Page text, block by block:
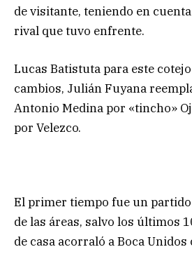
de visitante, teniendo en
rival que tuvo enfrente.
Lucas Batistuta para este
cambios, Julián Fuyana
Antonio Medina por «tincho»
por Velezco.
El primer tiempo fue un
de las áreas, salvo los últimos
de casa acorraló a Boca